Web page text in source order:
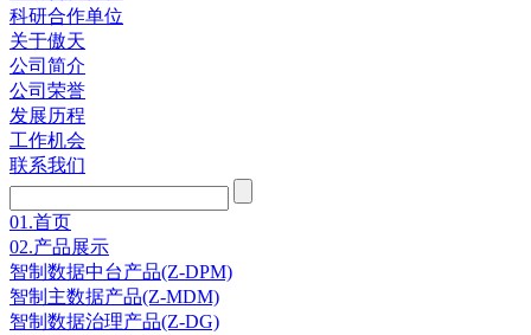
科研合作单位
关于傲天
公司简介
公司荣誉
发展历程
工作机会
联系我们
01.首页
02.产品展示
智制数据中台产品(Z-DPM)
智制主数据产品(Z-MDM)
智制数据治理产品(Z-DG)